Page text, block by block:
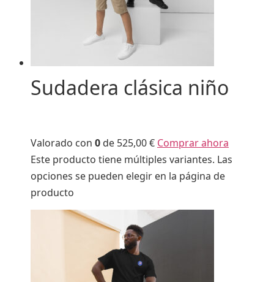
Sudadera clásica niño
Valorado con 0 de 525,00 € Comprar ahora
Este producto tiene múltiples variantes. Las
opciones se pueden elegir en la página de
producto